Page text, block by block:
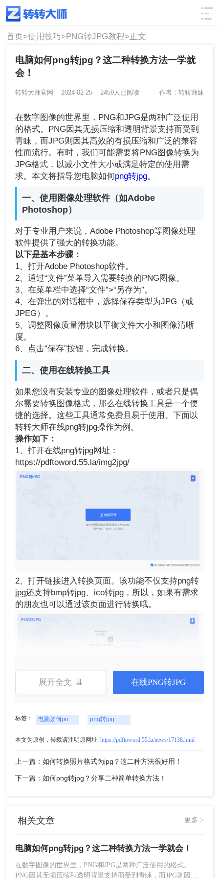
使用技巧 筛选
首页>使用技巧>PNG转JPG教程>正文
电脑如何png转jpg？这二种转换方法一学就
会！
转转大师官网 2024-02-25 2459人已阅读 作者：转转师妹
在数字图像的世界里，PNG和JPG是两种广泛使用
的格式。PNG因其无损压缩和透明背景支持而受到
青睐，而JPG则因其高效的有损压缩和广泛的兼容
性而流行。有时，我们可能需要将PNG图像转换为
JPG格式，以减小文件大小或满足特定的使用需
求。本文将指导您电脑如何png转jpg。
一、使用图像处理软件（如Adobe
Photoshop）
对于专业用户来说，Adobe Photoshop等图像处理
软件提供了强大的转换功能。
以下是基本步骤：
1、打开Adobe Photoshop软件。
2、通过“文件”菜单导入需要转换的PNG图像。
3、在菜单栏中选择“文件”>“另存为”。
4、在弹出的对话框中，选择保存类型为JPG（或
JPEG）。
5、调整图像质量滑块以平衡文件大小和图像清晰
度。
6、点击“保存”按钮，完成转换。
二、使用在线转换工具
如果您没有安装专业的图像处理软件，或者只是偶
尔需要转换图像格式，那么在线转换工具是一个便
捷的选择。这些工具通常免费且易于使用。下面以
转转大师在线png转jpg操作为例。
操作如下：
1、打开在线png转jpg网址：
https://pdftoword.55.la/img2jpg/
2、打开链接进入转换页面。该功能不仅支持png转
jpg还支持bmp转jpg、ico转jpg，所以，如果有需求
的朋友也可以通过该页面进行转换哦。
3、上传png图片，点击开始转换。
以上就是今天分享的关于“电脑如何png转jpg”的二种
方法了，大家觉得哪种更好呢，欢迎在评论区交流
哦。
展开全文 ⇊ 在线PNG转JPG
标签： 电脑如何png转jpg png转jpg
本文为原创，转载请注明原网址: https://pdftoword.55.la/news/17138.html
上一篇：如何转换照片格式为jpg？这二种方法很好用！
下一篇：如何png转jpg？分享二种简单转换方法！
相关文章 更多 >
电脑如何png转jpg？这二种转换方法一学就会！
在数字图像的世界里，PNG和JPG是两种广泛使用的格式。
PNG因其无损压缩和透明背景支持而受到青睐，而JPG则因其